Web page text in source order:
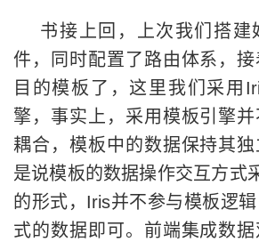
书接上回，上次我们搭建
件，同时配置了路由体系，
目的模板了，这里我们采用
擎，事实上，采用模板引擎
耦合，模板中的数据保持其
是说模板的数据操作交互方式
的形式，Iris并不参与模板逻
式的数据即可。前端集成数